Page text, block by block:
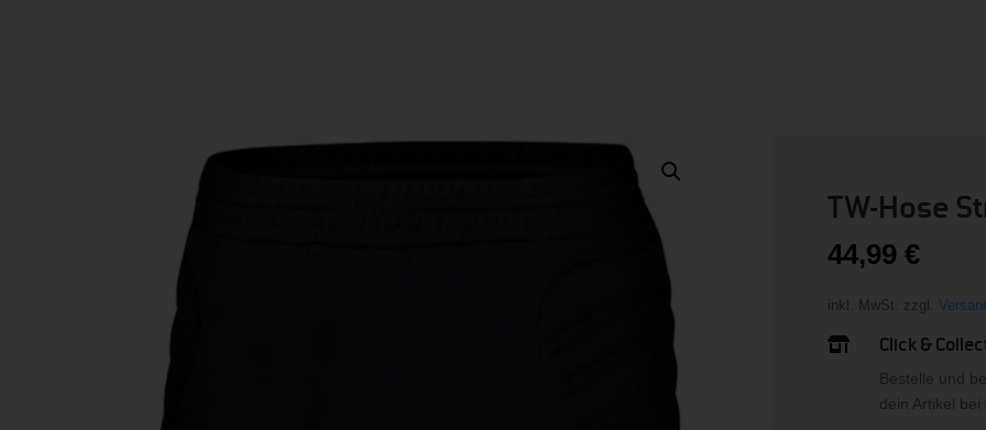
TW-Hose
44,99 €
inkl. MwSt. zzgl.
 Click &
Bestelle und
dein Artikel bei